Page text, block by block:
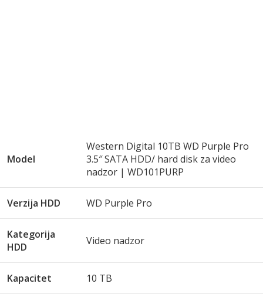
Model
Western Digital 10TB WD Purple Pro
3.5″ SATA HDD/ hard disk za video
nadzor | WD101PURP
Verzija HDD WD Purple Pro
Kategorija
HDD
Video nadzor
Kapacitet 10 TB